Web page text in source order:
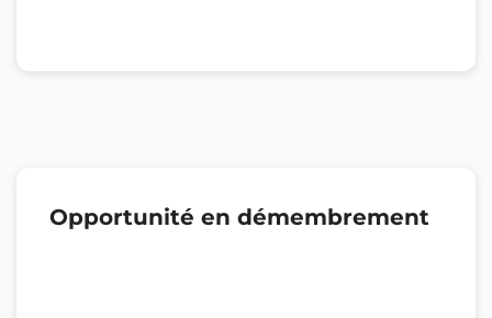
Opportunité en démembrement